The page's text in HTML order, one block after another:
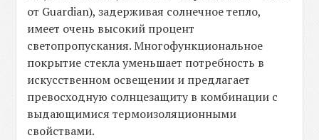
от Guardian), задерживая солнечное тепло,
имеет очень высокий процент
светопропускания. Многофункциональное
покрытие стекла уменьшает потребность в
искусственном освещении и предлагает
превосходную солнцезащиту в комбинации с
выдающимися термоизоляционными
свойствами.